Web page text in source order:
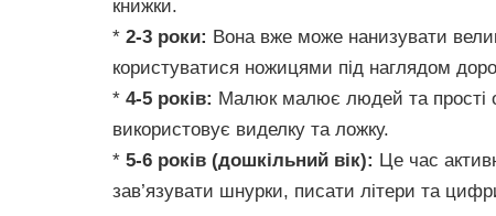
книжки.
* 2-3 роки: Вона вже може нанизувати
користуватися ножицями під наглядом
* 4-5 років: Малюк малює людей та прості
використовує виделку та ложку.
* 5-6 років (дошкільний вік): Це час
зав’язувати шнурки, писати літери та